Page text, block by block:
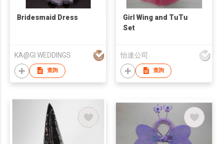
Bridesmaid Dress
KA@GI WEDDINGS
查詢
Girl Wing and TuTu
Set
怡達公司
查詢